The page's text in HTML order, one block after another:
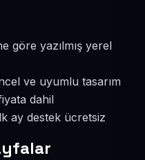
göre yazılmış yerel
ve uyumlu tasarım
dahil
ay destek ücretsiz